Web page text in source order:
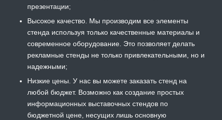
презентации;
Высокое качество. Мы производим все элементы
стенда используя только качественные материалы и
современное оборудование. Это позволяет делать
рекламные стенды не только привлекательными, но и
надежными;
Низкие цены. У нас вы можете заказать стенд на
любой бюджет. Возможно как создание простых
информационных выставочных стендов по
бюджетной цене, несущих лишь основную